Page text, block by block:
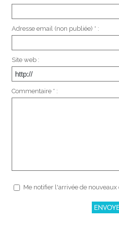
Adresse email (non publiée) * :
Site web :
Commentaire * :
Me notifier l'arrivée de